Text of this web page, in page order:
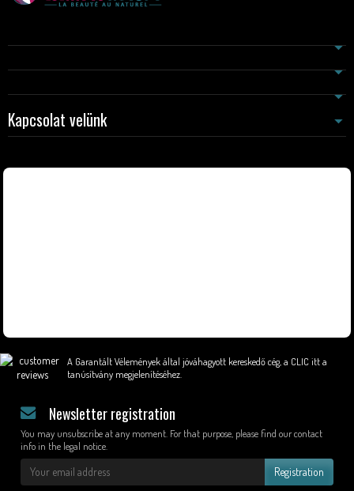
Kapcsolat velünk
A Garantált Vélemények által jóváhagyott kereskedő cég, a CLIC itt a
tanúsítvány megjelenítéséhez
Newsletter registration
You may unsubscribe at any moment. For that purpose, please find our contact
info in the legal notice.
Registration